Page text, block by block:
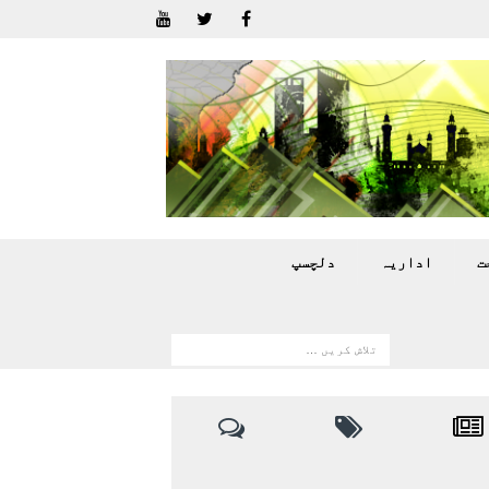
اداريہ دلچسپ